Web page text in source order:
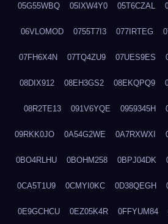
05G55WBQ 05IXW4Y0 05T6CZAL
06VLOMOD 0755T7I3 077IRTEG
07FH6X4N 07TQ4ZU9 07UES9ES
08DIX912 08EH3GS2 08EKQPQ9
08R2TE13 091V6YQE 0959345H
09RKK0JO 0A54G2WE 0A7RXWXI
0BO4RLHU 0BOHM258 0BPJ04DK
0CA5T1U9 0CMYI0KC 0D38QEGH
0E9GCHCU 0EZ05K4R 0FFYUM84